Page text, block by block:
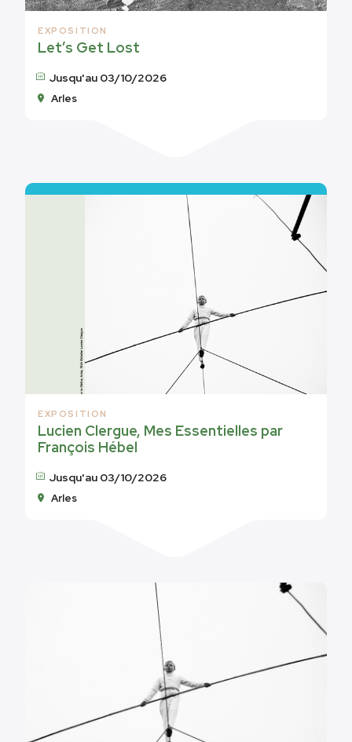
EXPOSITION
Let’s Get Lost
Jusqu'au 03/10/2026
Arles
EXPOSITION
Lucien Clergue, Mes Essentielles par
François Hébel
Jusqu'au 03/10/2026
Arles